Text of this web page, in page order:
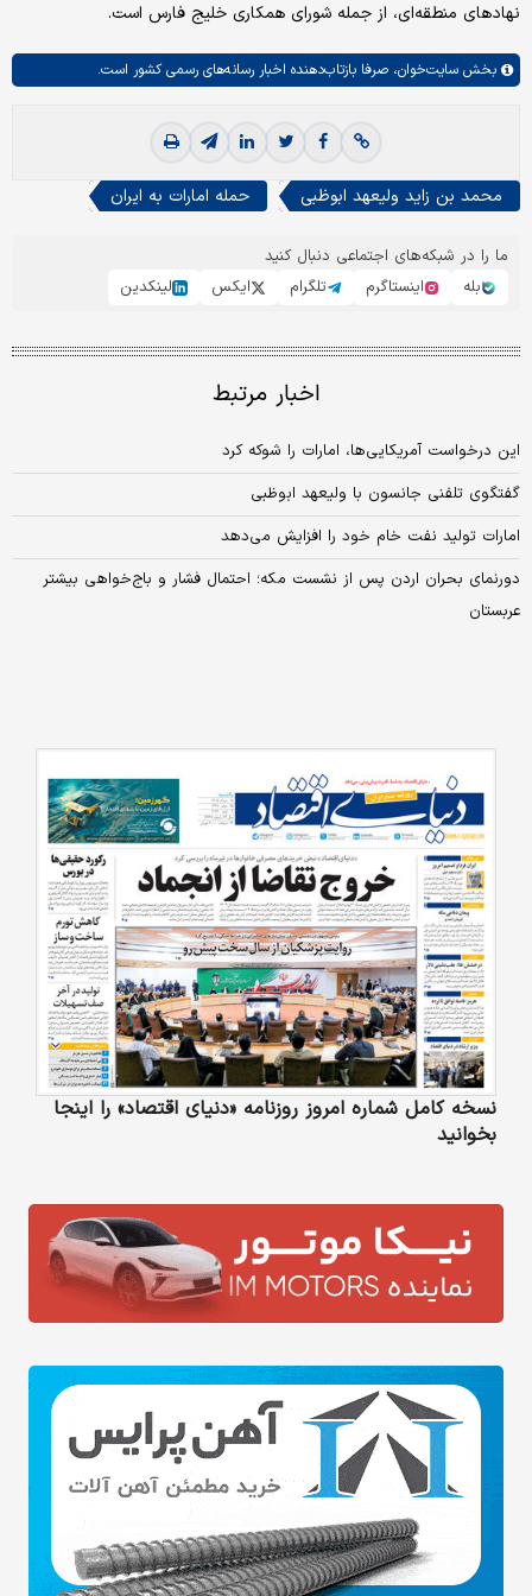
نهادهای منطقه‌ای، از جمله شورای همکاری خلیج فارس است.
بخش سایت‌خوان، صرفا بازتاب‌دهنده اخبار رسانه‌های رسمی کشور است.
محمد بن زاید ولیعهد ابوظبی حمله امارات به ایران
ما را در شبکه‌های اجتماعی دنبال کنید
بله
اینستاگرم تلگرام ایکس لینکدین
اخبار مرتبط
این درخواست آمریکایی‌ها، امارات را شوکه کرد
گفتگوی تلفنی جانسون با ولیعهد ابوظبی
امارات تولید نفت خام خود را افزایش می‌دهد
دورنمای بحران اردن پس از نشست مکه؛ احتمال فشار و باج‌خواهی بیشتر
عربستان
نسخه کامل شماره امروز روزنامه «دنیای‌ اقتصاد» را اینجا
بخوانید